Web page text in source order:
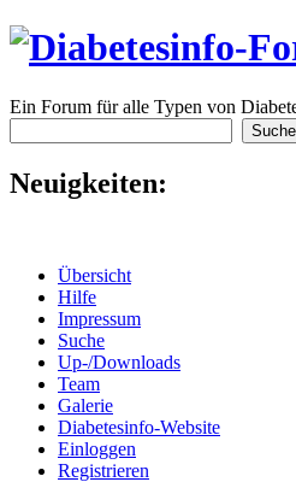
Ein Forum für alle Typen von
Neuigkeiten:
Übersicht
Hilfe
Impressum
Suche
Up-/Downloads
Team
Galerie
Diabetesinfo-Website
Einloggen
Registrieren